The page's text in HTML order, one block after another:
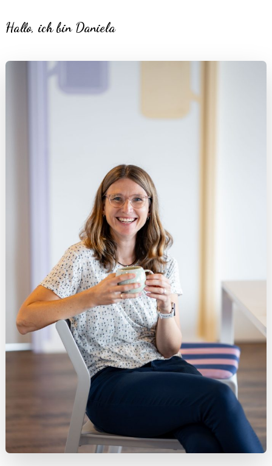
Hallo, ich bin Daniela